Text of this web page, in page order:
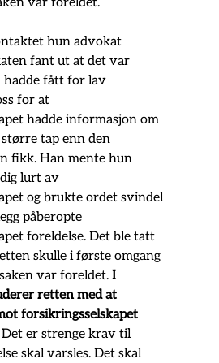
hun advokat
fant ut at det var
hadde fått for lav
for at
hadde informasjon om
tap enn den
fikk. Han mente hun
lurt av
og brukte ordet svindel
påberopte
foreldelse. Det ble tatt
skulle i første omgang
var foreldet. I
retten med at
forsikringsselskapet
er strenge krav til
skal varsles. Det skal